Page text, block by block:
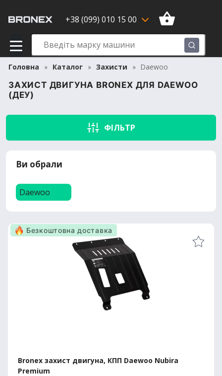
+38 (099) 010 15 00
Головна Каталог Захисти Daewoo
ЗАХИСТ ДВИГУНА BRONEX ДЛЯ DAEWOO
(ДЕУ)
ФІЛЬТР
Ви обрали
Daewoo
Bronex захист двигуна, КПП Daewoo Nubira
Premium
Безкоштовна доставка